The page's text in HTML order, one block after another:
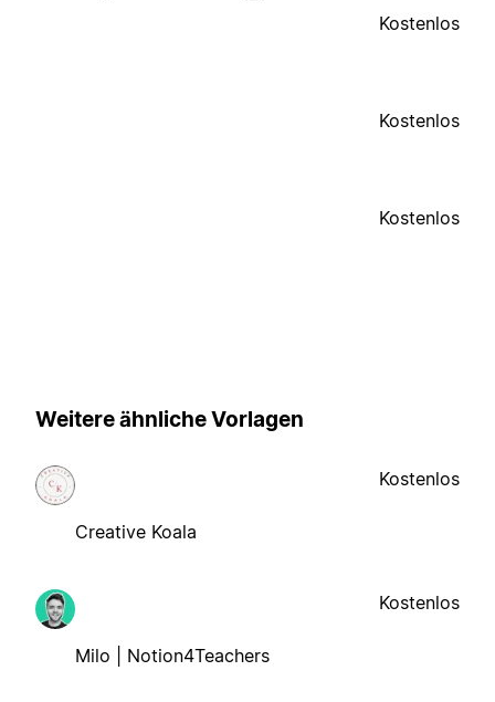
Kostenlos
Kostenlos
Kostenlos
Weitere ähnliche Vorlagen
Creative Koala
Kostenlos
Milo | Notion4Teachers
Kostenlos